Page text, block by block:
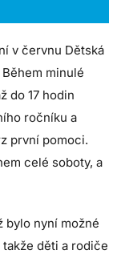
v červnu Dětská
minulé
do 17 hodin
ročníku a
první pomoci.
celé soboty, a
bylo nyní možné
děti a rodiče